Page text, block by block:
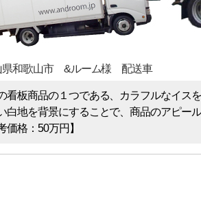
県和歌山市 &ルーム様 配送車
看板商品の１つである、カラフルなイス
白地を背景にすることで、商品のアピー
価格：50万円】